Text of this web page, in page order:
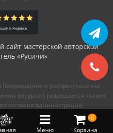
Меню
0
Корзина
мастерской авторской
«Русичи»
и распространение
ресурсах) разрешается только
согласия администрации.